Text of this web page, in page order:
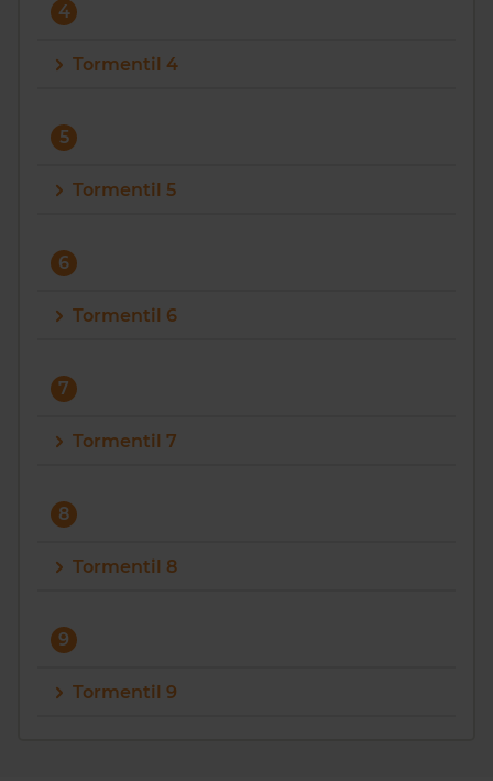
4
Tormentil 4
5
Tormentil 5
6
Tormentil 6
7
Tormentil 7
8
Tormentil 8
9
Tormentil 9